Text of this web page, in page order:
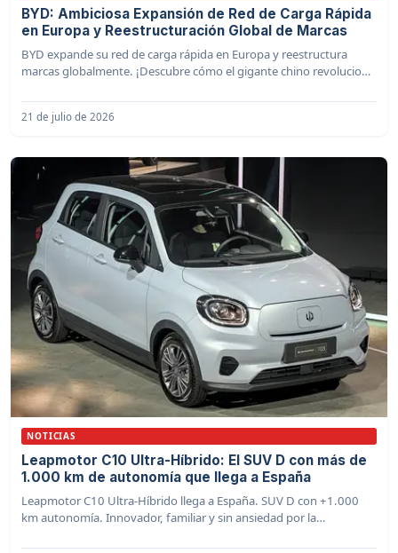
BYD: Ambiciosa Expansión de Red de Carga Rápida
en Europa y Reestructuración Global de Marcas
BYD expande su red de carga rápida en Europa y reestructura
marcas globalmente. ¡Descubre cómo el gigante chino revoluciona
21 de julio de 2026
NOTICIAS
Leapmotor C10 Ultra-Híbrido: El SUV D con más de
1.000 km de autonomía que llega a España
Leapmotor C10 Ultra-Híbrido llega a España. SUV D con +1.000
km autonomía. Innovador, familiar y sin ansiedad por la